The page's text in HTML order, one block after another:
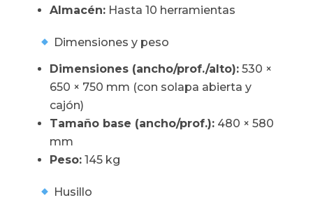
Almacén:Hasta 10 herramientas
Dimensiones y peso
Dimensiones (ancho/prof./alto):530 ×
650 × 750 mm (con solapa abierta y
cajón)
Tamaño base (ancho/prof.):480 × 580
mm
Peso:145 kg
Husillo